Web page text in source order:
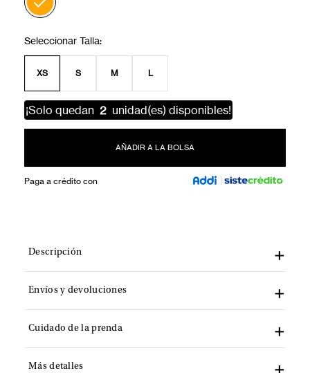
XS S M L
¡Solo quedan 2 unidad(es) disponibles!
AÑADIR A LA BOLSA
Paga a crédito con
Descripción
Envíos y devoluciones
Cuidado de la prenda
Más detalles